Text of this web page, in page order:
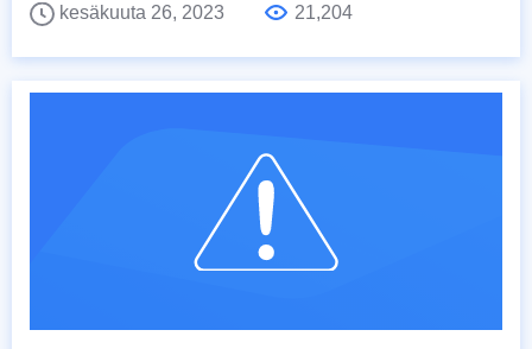
kesäkuuta 26, 2023
21,204